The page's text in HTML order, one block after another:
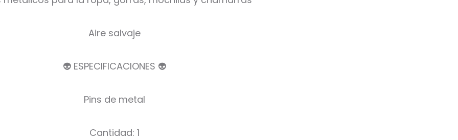
Aire salvaje
👽 ESPECIFICACIONES 👽
Pins de metal
Cantidad: 1